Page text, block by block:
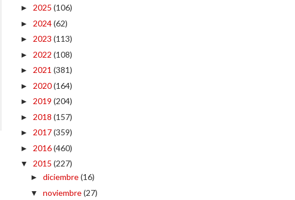
► 2025 (106)
► 2024(62)
► 2023 (113)
► 2022 (108)
► 2021 (381)
► 2020(164)
► 2019 (204)
► 2018 (157)
► 2017(359)
► 2016(460)
▼ 2015 (227)
► diciembre(16)
▼ noviembre(27)